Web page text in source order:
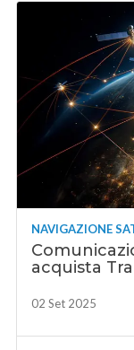
NAVIGAZIONE
acquista
02 Set 2025